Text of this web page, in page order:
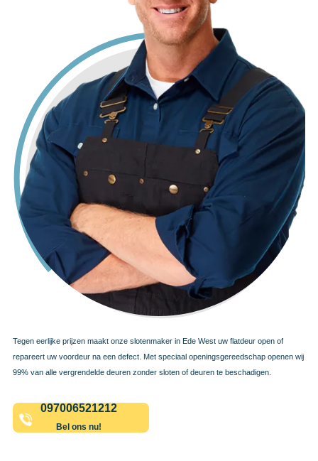
Tegen eerlijke prijzen maakt onze slotenmaker in Ede West uw flatdeur open of
repareert uw voordeur na een defect. Met speciaal openingsgereedschap openen wij
99% van alle vergrendelde deuren zonder sloten of deuren te beschadigen.
097006521212
Bel ons nu!